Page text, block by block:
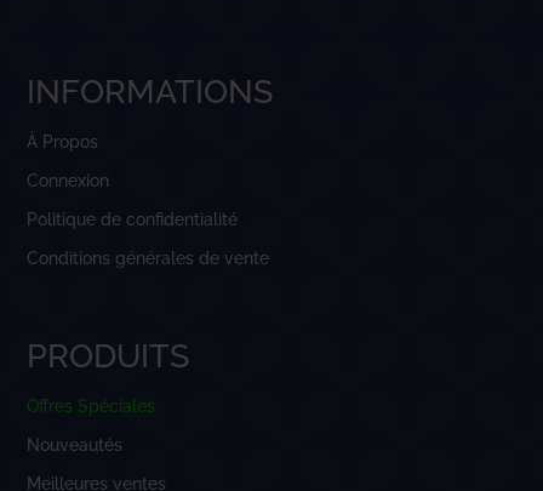
INFORMATIONS
À Propos
Connexion
Politique de confidentialité
Conditions générales de vente
PRODUITS
Offres Spéciales
Nouveautés
Meilleures ventes